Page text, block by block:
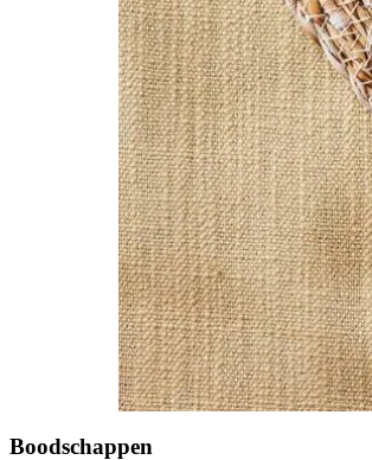
8verse croissants
Boodschappen